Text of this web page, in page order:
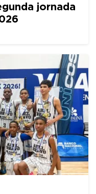
jornada